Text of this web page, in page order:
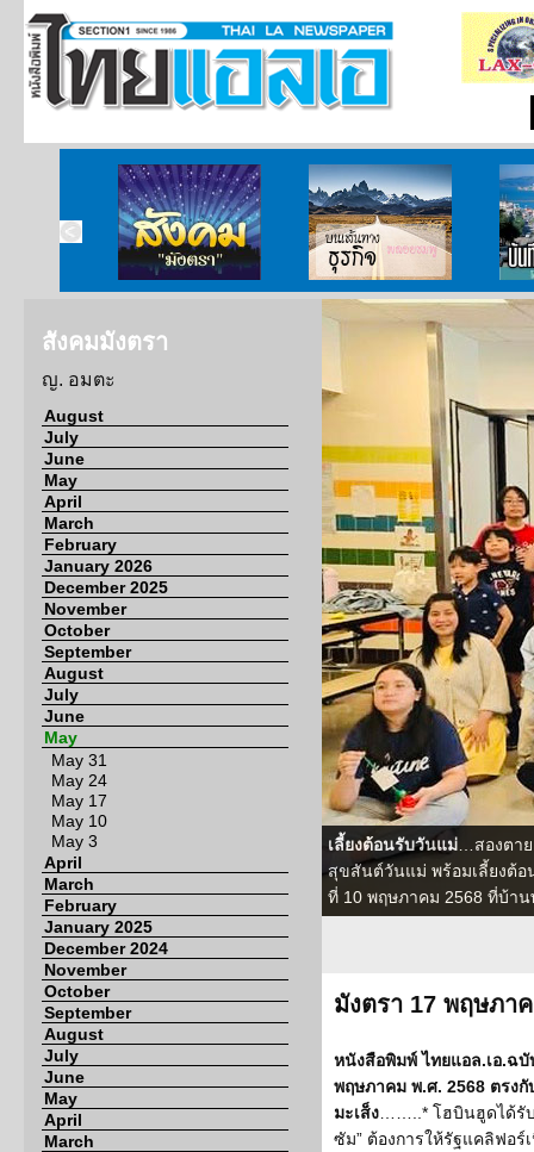
สังคมมังตรา บนเส้นทางธุรกิจ บั
สังคมมังตรา
ญ. อมตะ
August
July
June
May
April
March
February
January 2026
December 2025
November
October
September
August
July
June
May
May 31
May 24
May 17
May 10
May 3
April
March
February
January 2025
December 2024
November
October
September
August
July
June
May
April
March
เลี้ยงต้อนรับวันแม่ …สองตา
สุขสันต์วันแม่ พร้อมเลี้ยงต้อ
ที่ 10 พฤษภาคม 2568 ที่บ้าน
มังตรา 17 พฤษภา
หนังสือพิมพ์ ไทยแอล.เอ.ฉบั
พฤษภาคม พ.ศ. 2568 ตรง
มะเส็ง ……..* โฮบินฮูดได้รั
ซัม” ต้องการให้รัฐแคลิฟอ